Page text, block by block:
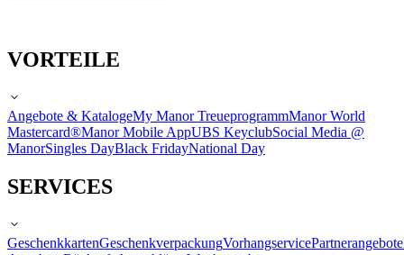
VORTEILE
Angebote & KatalogeMy Manor TreueprogrammManor World
Mastercard®Manor Mobile AppUBS KeyclubSocial Media @
ManorSingles DayBlack FridayNational Day
SERVICES
GeschenkkartenGeschenkverpackungVorhangservicePartnerangebote